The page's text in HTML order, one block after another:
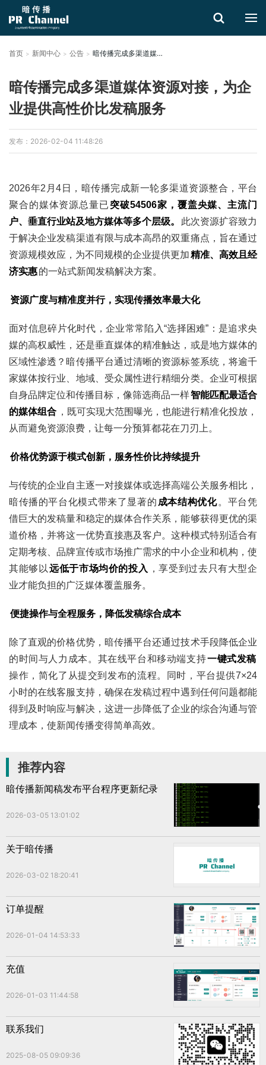
首页 新闻中心 公告 暗传播完成多渠道媒体资源对接，为企业提供高性价比发稿服务
暗传播完成多渠道媒体资源对接，为企
业提供高性价比发稿服务
发布：2026-02-04 11:48:26
2026年2月4日，暗传播完成新一轮多渠道资源整合，平台
聚合的媒体资源总量已 突破54506家，覆盖央媒、主流门
户、垂直行业站及地方媒体等多个层级。
此次资源扩容致力
于解决企业发稿渠道有限与成本高昂的双重痛点，旨在通过
资源规模效应，为不同规模的企业提供更加精准、高效且经
济实惠的一站式新闻发稿解决方案。
资源广度与精准度并行，实现传播效率最大化
面对信息碎片化时代，企业常常陷入“选择困难”：是追求央
媒的高权威性，还是垂直媒体的精准触达，或是地方媒体的
区域性渗透？暗传播平台通过清晰的资源标签系统，将逾千
家媒体按行业、地域、受众属性进行精细分类。企业可根据
自身品牌定位和传播目标，像筛选商品一样智能匹配最适合
的媒体组合 ，既可实现大范围曝光，也能进行精准化投放，
从而避免资源浪费，让每一分预算都花在刀刃上。
价格优势源于模式创新，服务性价比持续提升
与传统的企业自主逐一对接媒体或选择高端公关服务相比，
暗传播的平台化模式带来了显著的 成本结构优化 。平台凭
借巨大的发稿量和稳定的媒体合作关系，能够获得更优的渠
道价格，并将这一优势直接惠及客户。这种模式特别适合有
定期考核、品牌宣传或市场推广需求的中小企业和机构，使
其能够以 远低于市场均价的投入
，享受到过去只有大型企
业才能负担的广泛媒体覆盖服务。
便捷操作与全程服务，降低发稿综合成本
除了直观的价格优势，暗传播平台还通过技术手段降低企业
的时间与人力成本。其在线平台和移动端支持一键式发稿
操作，简化了从提交到发布的流程。同时，平台提供7×24
小时的在线客服支持，确保在发稿过程中遇到任何问题都能
得到及时响应与解决，这进一步降低了企业的综合沟通与管
理成本，使新闻传播变得简单高效。
推荐内容
暗传播新闻稿发布平台程序更新纪录
2026-03-05 13:01:02
关于暗传播
2026-03-02 18:20:41
订单提醒
2026-01-04 14:53:33
充值
2026-01-03 11:44:58
联系我们
2025-08-05 09:09:36